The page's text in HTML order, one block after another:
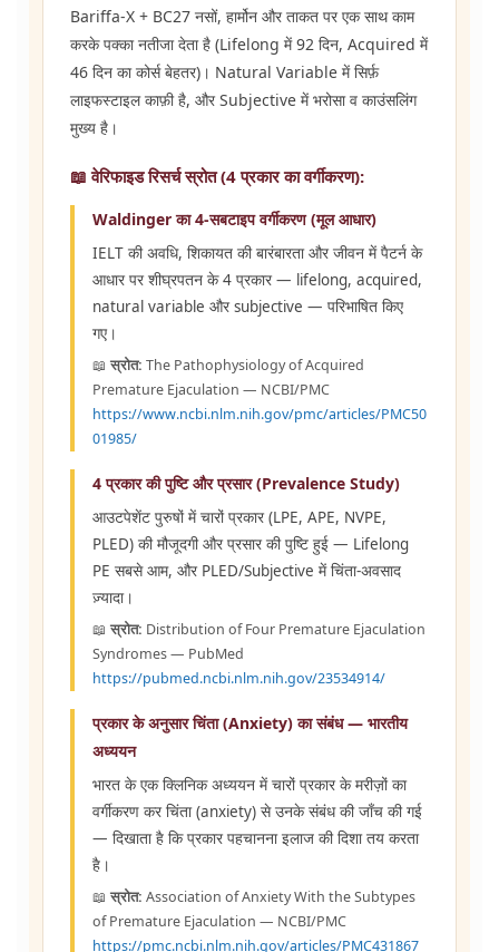
Bariffa-X + BC27 नसों, हार्मोन और ताकत पर एक साथ काम
करके पक्का नतीजा देता है (Lifelong में 92 दिन, Acquired में
46 दिन का कोर्स बेहतर)। Natural Variable में सिर्फ़
लाइफस्टाइल काफ़ी है, और Subjective में भरोसा व काउंसलिंग
मुख्य है।
📖 वेरिफाइड रिसर्च स्रोत (4 प्रकार का वर्गीकरण):
Waldinger का 4-सबटाइप वर्गीकरण (मूल आधार)
IELT की अवधि, शिकायत की बारंबारता और जीवन में पैटर्न के
आधार पर शीघ्रपतन के 4 प्रकार — lifelong, acquired,
natural variable और subjective — परिभाषित किए
गए।
📖 स्रोत: The Pathophysiology of Acquired
Premature Ejaculation — NCBI/PMC
https://www.ncbi.nlm.nih.gov/pmc/articles/PMC50
01985/
4 प्रकार की पुष्टि और प्रसार (Prevalence Study)
आउटपेशेंट पुरुषों में चारों प्रकार (LPE, APE, NVPE,
PLED) की मौजूदगी और प्रसार की पुष्टि हुई — Lifelong
PE सबसे आम, और PLED/Subjective में चिंता-अवसाद
ज़्यादा।
📖 स्रोत: Distribution of Four Premature Ejaculation
Syndromes — PubMed
https://pubmed.ncbi.nlm.nih.gov/23534914/
प्रकार के अनुसार चिंता (Anxiety) का संबंध — भारतीय
अध्ययन
भारत के एक क्लिनिक अध्ययन में चारों प्रकार के मरीज़ों का
वर्गीकरण कर चिंता (anxiety) से उनके संबंध की जाँच की गई
— दिखाता है कि प्रकार पहचानना इलाज की दिशा तय करता
है।
📖 स्रोत: Association of Anxiety With the Subtypes
of Premature Ejaculation — NCBI/PMC
https://pmc.ncbi.nlm.nih.gov/articles/PMC431867